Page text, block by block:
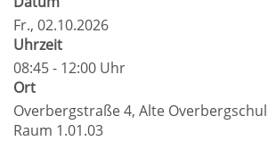
Fr., 02.10.2026
Uhrzeit
08:45 - 12:00 Uhr
Ort
Overbergstraße 4, Alte
Raum 1.01.03